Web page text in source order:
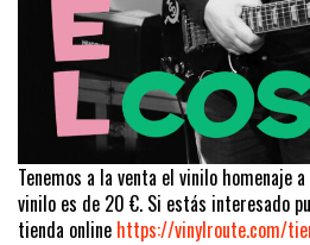
Tenemos a la venta el vinilo homenaje
vinilo es de 20 €. Si estás interesado
tienda online https://vinylroute.com/